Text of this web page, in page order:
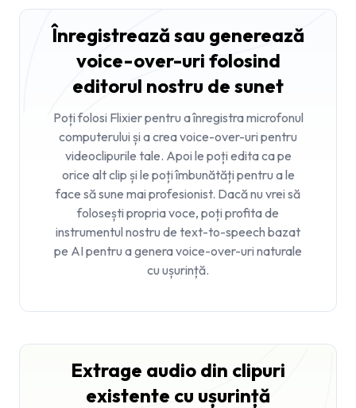
Înregistrează sau generează
voice-over-uri folosind
editorul nostru de sunet
Poți folosi Flixier pentru a înregistra microfonul
computerului și a crea voice-over-uri pentru
videoclipurile tale. Apoi le poți edita ca pe
orice alt clip și le poți îmbunătăți pentru a le
face să sune mai profesionist. Dacă nu vrei să
folosești propria voce, poți profita de
instrumentul nostru de text-to-speech bazat
pe AI pentru a genera voice-over-uri naturale
cu ușurință.
Extrage audio din clipuri
existente cu ușurință